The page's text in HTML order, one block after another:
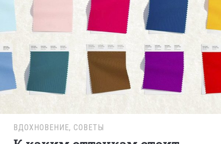
ВДОХНОВЕНИЕ, СОВЕТЫ